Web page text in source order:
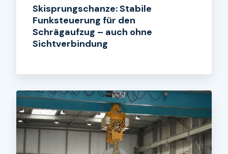
Skisprungschanze: Stabile
Funksteuerung für den
Schrägaufzug – auch ohne
Sichtverbindung
Kaltwalzwerk:
Funk
statt
Kabel